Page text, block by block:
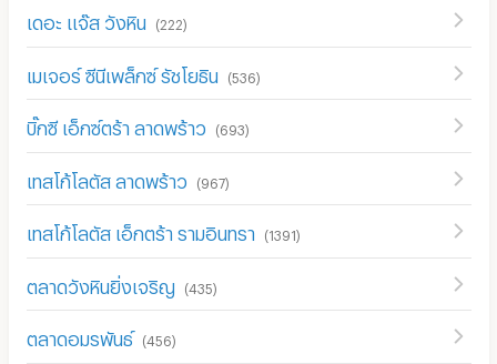
เดอะ แจ๊ส วังหิน (222)
เมเจอร์ ซีนีเพล็กซ์ รัชโยธิน (536)
บิ๊กซี เอ็กซ์ตร้า ลาดพร้าว (693)
เทสโก้โลตัส ลาดพร้าว (967)
เทสโก้โลตัส เอ็กตร้า รามอินทรา (1391)
ตลาดวังหินยิ่งเจริญ (435)
ตลาดอมรพันธ์ (456)